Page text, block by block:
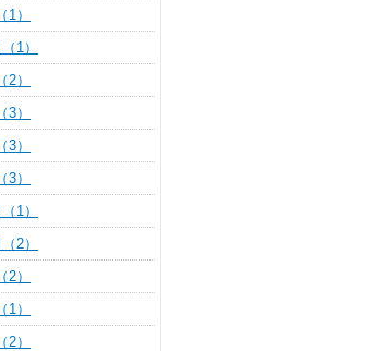
）
1）
）
）
）
）
1）
2）
）
）
）